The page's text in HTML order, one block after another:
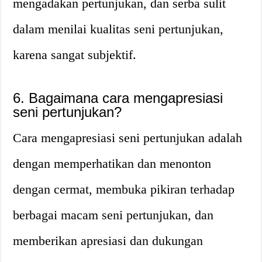
mengadakan pertunjukan, dan serba sulit
dalam menilai kualitas seni pertunjukan,
karena sangat subjektif.
6. Bagaimana cara mengapresiasi
seni pertunjukan?
Cara mengapresiasi seni pertunjukan adalah
dengan memperhatikan dan menonton
dengan cermat, membuka pikiran terhadap
berbagai macam seni pertunjukan, dan
memberikan apresiasi dan dukungan